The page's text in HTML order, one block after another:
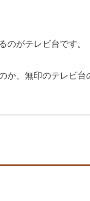
のがテレビ台です。
か、無印のテレビ台